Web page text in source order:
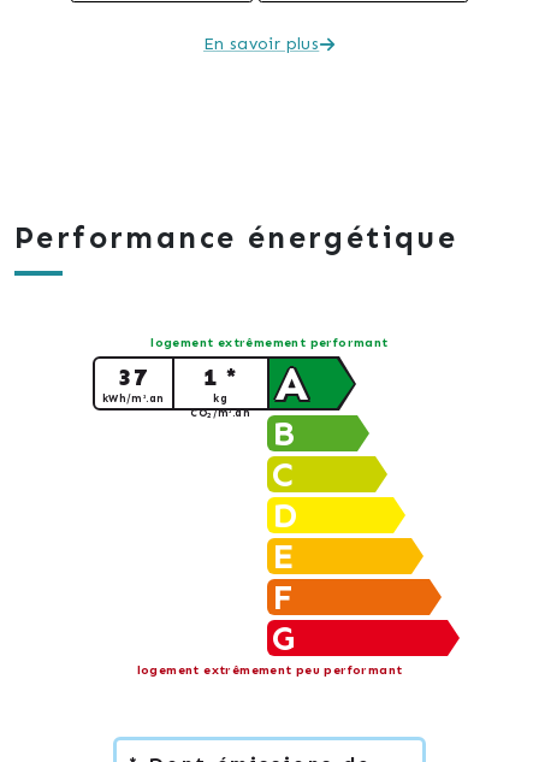
En savoir plus
Performance énergétique
logement extrêmement performant
A
37
kWh/m².an
1 *
kg
CO2/m².an
B
C
D
E
F
G
logement extrêmement peu performant